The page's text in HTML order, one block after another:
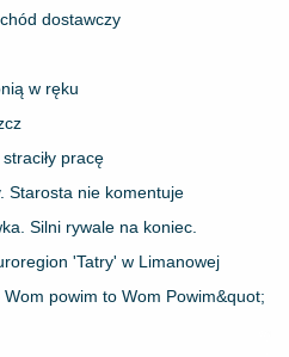
dostawczy
w ręku
pracę
Starosta nie komentuje
Silni rywale na koniec.
'Tatry' w Limanowej
powim to Wom Powim&quot;